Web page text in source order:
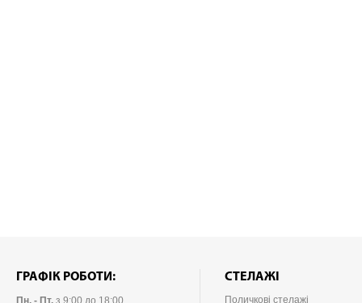
ГРАФІК РОБОТИ:
Пн. - Пт. з 9:00 до 18:00
СТЕЛАЖІ
Поличкові стелажі